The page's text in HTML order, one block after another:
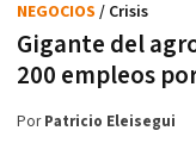
Gigante del
200 empleos
NEGOCIOS / Crisis
PorPatricio Eleisegui